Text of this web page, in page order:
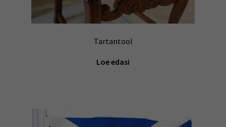
Tartantool
Loe edasi